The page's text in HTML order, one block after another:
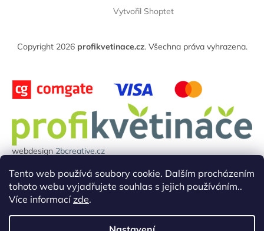
Tento web používá soubory cookie. Dalším procházením
tohoto webu vyjadřujete souhlas s jejich používáním..
Více informacízde.
Vytvořil Shoptet
Copyright 2026 profikvetinace.cz. Všechna práva vyhrazena.
webdesign2bcreative.cz